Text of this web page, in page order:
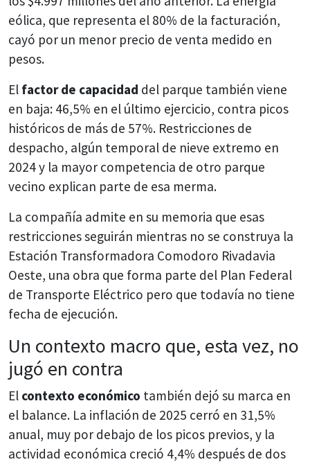
eólica, que representa el 80% de la facturación,
cayó por un menor precio de venta medido en
pesos.
El factor de capacidad del parque también viene
en baja: 46,5% en el último ejercicio, contra picos
históricos de más de 57%. Restricciones de
despacho, algún temporal de nieve extremo en
2024 y la mayor competencia de otro parque
vecino explican parte de esa merma.
La compañía admite en su memoria que esas
restricciones seguirán mientras no se construya la
Estación Transformadora Comodoro Rivadavia
Oeste, una obra que forma parte del Plan Federal
de Transporte Eléctrico pero que todavía no tiene
fecha de ejecución.
Un contexto macro que, esta vez, no
jugó en contra
El contexto económico también dejó su marca en
el balance. La inflación de 2025 cerró en 31,5%
anual, muy por debajo de los picos previos, y la
actividad económica creció 4,4% después de dos